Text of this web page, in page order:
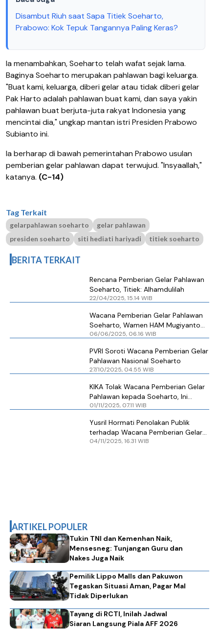
Disambut Riuh saat Sapa Titiek Soeharto,
Prabowo: Kok Tepuk Tangannya Paling Keras?
Ia menambahkan, Soeharto telah wafat sejak lama.
Baginya Soeharto merupakan pahlawan bagi keluarga.
"Buat kami, keluarga, diberi gelar atau tidak diberi gelar
Pak Harto adalah pahlawan buat kami, dan saya yakin
pahlawan buat berjuta-juta rakyat Indonesia yang
mencintai dia," ungkap mantan istri Presiden Prabowo
Subianto ini.
Ia berharap di bawah pemerintahan Prabowo usulan
pemberian gelar pahlawan dapat terwujud. "Insyaallah,"
katanya. (C-14)
Tag Terkait
gelarpahlawan soeharto
gelar pahlawan
presiden soeharto
siti hediati hariyadi titiek soeharto
BERITA TERKAIT
Rencana Pemberian Gelar Pahlawan
Soeharto, Titiek: Alhamdulilah
22/04/2025, 15.14 WIB
Wacana Pemberian Gelar Pahlawan
Soeharto, Wamen HAM Mugiyanto
Hargai Pendapat Publik
06/06/2025, 06.16 WIB
PVRI Soroti Wacana Pemberian Gelar
Pahlawan Nasional Soeharto
27/10/2025, 04.55 WIB
KIKA Tolak Wacana Pemberian Gelar
Pahlawan kepada Soeharto, Ini
Alasannya
01/11/2025, 07.11 WIB
Yusril Hormati Penolakan Publik
terhadap Wacana Pemberian Gelar
Pahlawan Soeharto
04/11/2025, 16.31 WIB
ARTIKEL POPULER
Tukin TNI dan Kemenhan Naik,
Mensesneg: Tunjangan Guru dan
Nakes Juga Naik
Pemilik Lippo Malls dan Pakuwon
Tegaskan Situasi Aman, Pagar Mal
Tidak Diperlukan
Tayang di RCTI, Inilah Jadwal
Siaran Langsung Piala AFF 2026